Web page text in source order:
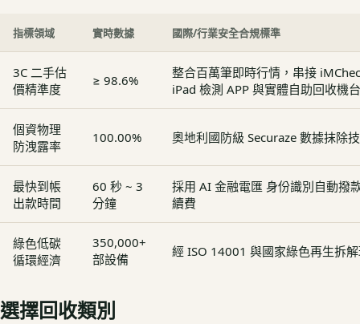
指標領域 實時數據 國際/行業安全合規標準
3C 二手估
價精準度
≥ 98.6%
整合百萬筆即時行情，串接
iPad 檢測 APP 與實體自助回收機台
個資物理
防洩露率
100.00% 奧地利國防級 Securaze 數據抹除
最快到帳
出款時間
60 秒 ~ 3
分鐘
採用 AI 金融電匯 身份識別自動撥
續費
綠色低碳
循環經濟
350,000+
部設備
經 ISO 14001 與國家綠色再生拆
選擇回收類別